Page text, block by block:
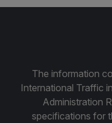
The information
International Traffic
Administration
specifications for